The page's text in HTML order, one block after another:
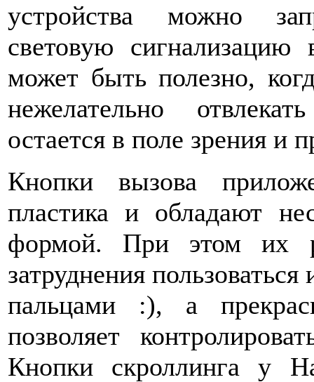
устройства можно
световую сигнализацию
может быть полезно,
нежелательно
остается в поле зрения и
Кнопки вызова
пластика и обладают
формой. При этом их
затруднения
пальцами :), а
позволяет
Кнопки скроллинга у